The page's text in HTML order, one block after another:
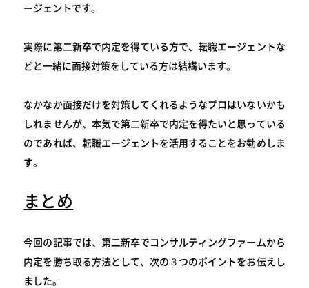
ージェントです。
実際に第二新卒で内定を得ている方で、転職エージェントな
どと一緒に面接対策をしている方は結構います。
なかなか面接だけを対策してくれるようなプロはいないかも
しれませんが、本気で第二新卒で内定を得たいと思っている
のであれば、転職エージェントを活用することをお勧めしま
す。
まとめ
今回の記事では、第二新卒でコンサルティングファームから
内定を勝ち取る方法として、次の３つのポイントをお伝えし
ました。